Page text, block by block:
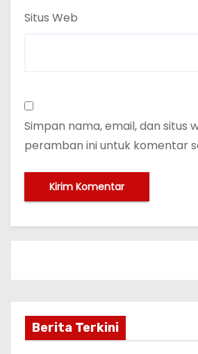
Situs Web
Simpan nama, email, dan situs
peramban ini untuk komentar
Berita Terkini